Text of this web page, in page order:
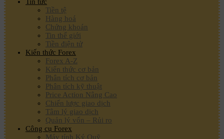
Tiền tệ
Hàng hoá
Chứng khoán
Tin thế giới
Tiền điện tử
Kiến thức Forex
Forex A-Z
Kiến thức cơ bản
Phân tích cơ bản
Phân tích kỹ thuật
Price Action Nâng Cao
Chiến lược giao dịch
Tâm lý giao dịch
Quản lý vốn – Rủi ro
Công cụ Forex
Máy tính Ký Quỹ